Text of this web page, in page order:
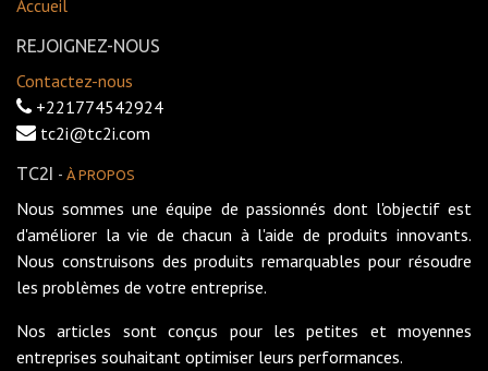
Accueil
REJOIGNEZ-NOUS
Contactez-nous
+221774542924
tc2i@tc2i.com
TC2I - À PROPOS
Nous sommes une équipe de passionnés dont l'objectif est
d'améliorer la vie de chacun à l'aide de produits innovants.
Nous construisons des produits remarquables pour résoudre
les problèmes de votre entreprise.
Nos articles sont conçus pour les petites et moyennes
entreprises souhaitant optimiser leurs performances.